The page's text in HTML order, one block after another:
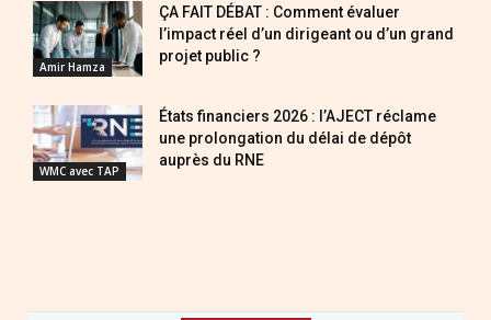
Amir Hamza
ÇA FAIT DÉBAT : Comment évaluer
l’impact réel d’un dirigeant ou d’un grand
projet public ?
WMC avec TAP
États financiers 2026 : l’AJECT réclame
une prolongation du délai de dépôt
auprès du RNE